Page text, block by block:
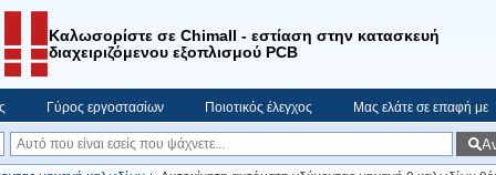
Καλωσορίστε σε Chimall - εστίαση στην κατασκευή
διαχειριζόμενου εξοπλισμού PCB
Γύρος εργοστασίων Ποιοτικός έλεγχος Μας ελάτε σε επαφή με